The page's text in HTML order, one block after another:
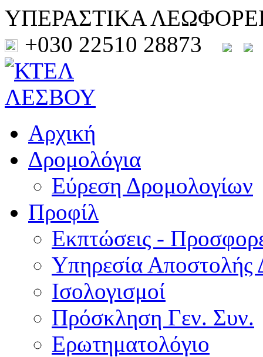
ΥΠΕΡΑΣΤΙΚΑ
+030 22510 28873
Αρχική
Δρομολόγια
Εύρεση Δρομολογίων
Προφίλ
Εκπτώσεις -
Υπηρεσία Αποστολής
Ισολογισμοί
Πρόσκληση Γεν. Συν.
Ερωτηματολόγιο